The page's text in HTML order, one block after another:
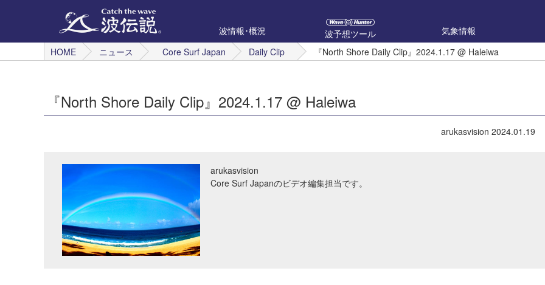
波情報･概況 波予想ツール
気象情報
HOME
ニュース Core Surf Japan Daily Clip 『North Shore Daily Clip』2024.1.17 @ Haleiwa
『North Shore Daily Clip』2024.1.17 @ Haleiwa
arukasvision 2024.01.19
arukasvision
Core Surf Japanのビデオ編集担当です。